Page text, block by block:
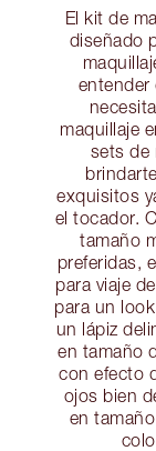
El kit de
diseñado
entender
maquillaje
sets de
exquisitos
el tocador.
tamaño
preferidas,
para viaje
para un
un lápiz
en tamaño
con efecto
ojos bien
en